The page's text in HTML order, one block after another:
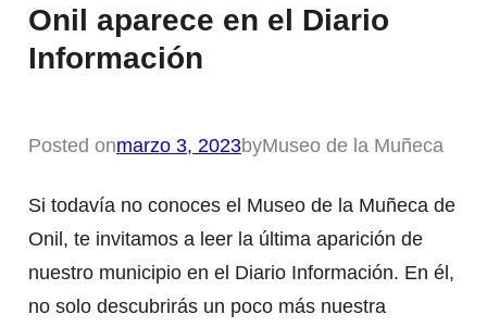
Onil aparece en el Diario
Información
Posted onmarzo 3, 2023byMuseo de la Muñeca
Si todavía no conoces el Museo de la Muñeca de
Onil, te invitamos a leer la última aparición de
nuestro municipio en el Diario Información. En él,
no solo descubrirás un poco más nuestra